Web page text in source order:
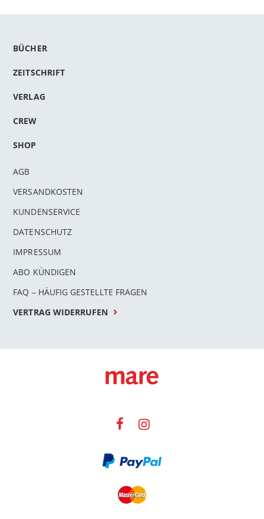
BÜCHER
ZEITSCHRIFT
VERLAG
CREW
SHOP
AGB
VERSANDKOSTEN
KUNDENSERVICE
DATENSCHUTZ
IMPRESSUM
ABO KÜNDIGEN
FAQ – HÄUFIG GESTELLTE FRAGEN
VERTRAG WIDERRUFEN